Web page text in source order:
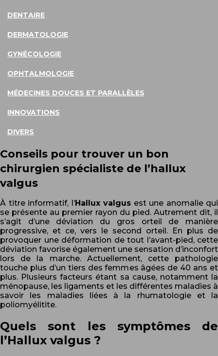
DENTAIRE
DERMATOLOGIE
GYNÉCOLOGIE
OPHTALMOLOGIE
MÉDECINES DOUCES ET PARALLÈLES
INNOVATIONS
DIVERS
Conseils pour trouver un bon
chirurgien spécialiste de l’hallux
valgus
À titre informatif, l’Hallux valgus est une anomalie qui
se présente au premier rayon du pied. Autrement dit, il
s’agit d’une déviation du gros orteil de manière
progressive, et ce, vers le second orteil. En plus de
provoquer une déformation de tout l’avant-pied, cette
déviation favorise également une sensation d’inconfort
lors de la marche. Actuellement, cette pathologie
touche plus d’un tiers des femmes âgées de 40 ans et
plus. Plusieurs facteurs étant sa cause, notamment la
ménopause, les ligaments et les différentes maladies à
savoir les maladies liées à la rhumatologie et la
poliomyélitite.
Quels sont les symptômes de
l’Hallux valgus ?